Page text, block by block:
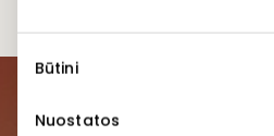
Sutikimo
pasirinkimas
Būtini
NuostatosPrisijunkite